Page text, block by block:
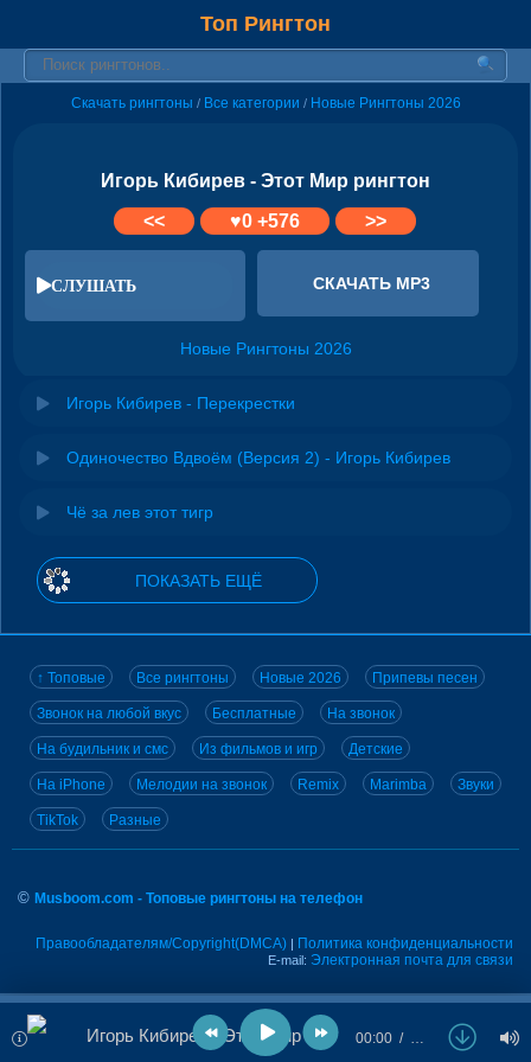
Топ Рингтон
Скачать рингтоны / Все категории / Новые Рингтоны 2026
Игорь Кибирев - Этот Мир рингтон
<<
♥0+576 >>
СЛУШАТЬ СКАЧАТЬ MP3
Новые Рингтоны 2026
Игорь Кибирев - Перекрестки
Одиночество Вдвоём (Версия 2) - Игорь Кибирев
Чё за лев этот тигр
ПОКАЗАТЬ ЕЩЁ
↑ Топовые Все рингтоны Новые 2026 Припевы песен
Звонок на любой вкус Бесплатные На звонок
На будильник и смс Из фильмов и игр Детские
На iPhone Мелодии на звонок Remix Marimba Звуки
TikTok Разные
© Musboom.com - Топовые рингтоны на телефон
Правообладателям/Copyright(DMCA) | Политика конфиденциальности
E-mail: Электронная почта для связи
Игорь Кибирев - Этот Мир 00:00 …